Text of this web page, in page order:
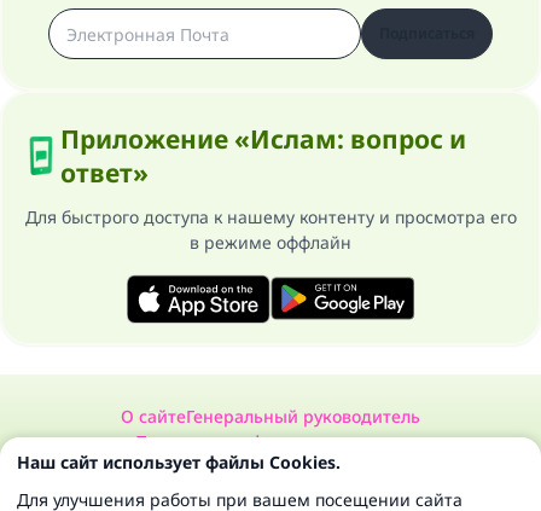
Приложение «Ислам: вопрос и
ответ»
Для быстрого доступа к нашему контенту и просмотра его
в режиме оффлайн
О сайтеГенеральный руководитель
Политика конфиденциальности
Сайт «Ислам: вопрос и ответ». Все права защищены 1997-2025 ©
Наш сайт использует файлы Cookies.
Для улучшения работы при вашем посещении сайта